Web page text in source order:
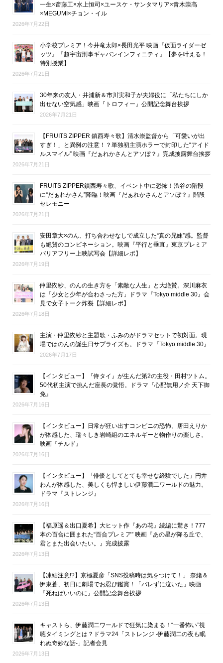
一生×斎藤工×水上恒司×ユースケ・サンタマリア×青木崇高
×MEGUMI×チョン・イル
2026年7月22日
小学校プレミア！今井竜太郎×長田光平 映画『仮面ライダーゼ
ッツ』『超宇宙刑事ギャバンインフィニティ』【夢を叶える！
特別授業】
2026年7月21日
30年来の友人・井浦新＆市川実和子が夫婦役に「私たちにしか
出せない空気感」映画『トロフィー』公開記念舞台挨拶
2026年7月21日
【FRUITS ZIPPER 鎮西寿々歌】清水崇監督から「可愛いが出
すぎ！」と異例の注意！？単独初主演ホラーで封印した“アイド
ルスマイル” 映画『だぁれかさんとアソぼ？』完成披露舞台挨拶
2026年7月21日
FRUITS ZIPPER鎮西寿々歌、イベント中に恐怖！渋谷の階段
に“だぁれかさん”降臨！映画『だぁれかさんとアソぼ？』階段
セレモニー
2026年7月21日
安田章大×のん、打ち合わせなしで成立した“真の兄妹”感。監督
も絶賛のコンビネーション。映画『平行と垂直』東京プレミア
バリアフリー上映試写会【詳細レポ】
2026年7月19日
仲里依紗、のんの生き方を「素敵な人生」と大絶賛。深川麻衣
は「少女と少年が合わさった方」ドラマ『Tokyo middle 30』会
見で女子トーク炸裂【詳細レポ】
2026年7月18日
主演・仲里依紗と主題歌・ふみのがドラマセットで初対面。現
場ではのんの誕生日サプライズも。ドラマ『Tokyo middle 30』
2026年7月17日
【インタビュー】『侍タイ』が生んだ第2の主役・田村ツトム。
50代初主演で挑んだ座長の覚悟。ドラマ『心配無用ノ介 天下御
免』
2026年7月16日
【インタビュー】日常が狂い出すコンビニの恐怖。唐田えりか
が体感した、瑞々しき岩崎組のエネルギーと物作りの楽しさ。
映画『チルド』
2026年7月16日
【インタビュー】「俳優としてとても幸せな経験でした」円井
わんが体感した、美しくも悍ましい伊藤潤二ワールドの魅力。
ドラマ『ストレンジ』
2026年7月16日
【福原遥＆出口夏希】大ヒット作『あの花』続編に驚き！777
本の百合に囲まれた“百合プレミア” 映画『あの星が降る丘で、
君とまた出会いたい。』完成披露
2026年7月13日
【凍結注意!?】京極夏彦「SNS投稿時は気をつけて！」 奈緒＆
伊東蒼、初日に劇場でお忍び鑑賞！「バレずに泣いた」映画
『死ねばいいのに』公開記念舞台挨拶
2026年7月13日
キャストら、伊藤潤二ワールドで狂気に染まる！“一番怖い”視
聴タイミングとは？ドラマ24「ストレンジ -伊藤潤二の夜も眠
れぬ奇妙な話-」記者会見
2026年7月13日